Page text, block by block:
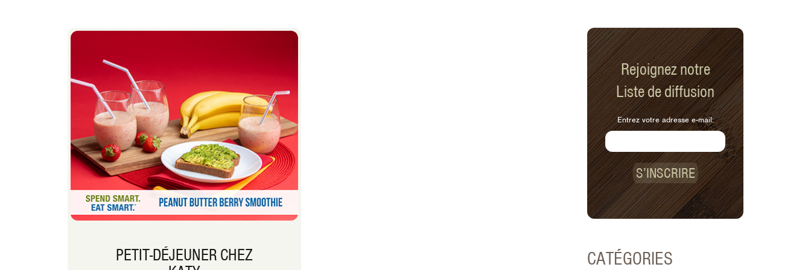
PETIT-DÉJEUNER CHEZ
Rejoignez notre
Liste de diffusion
Entrez votre adresse e-mail:
S’INSCRIRE
CATÉGORIES